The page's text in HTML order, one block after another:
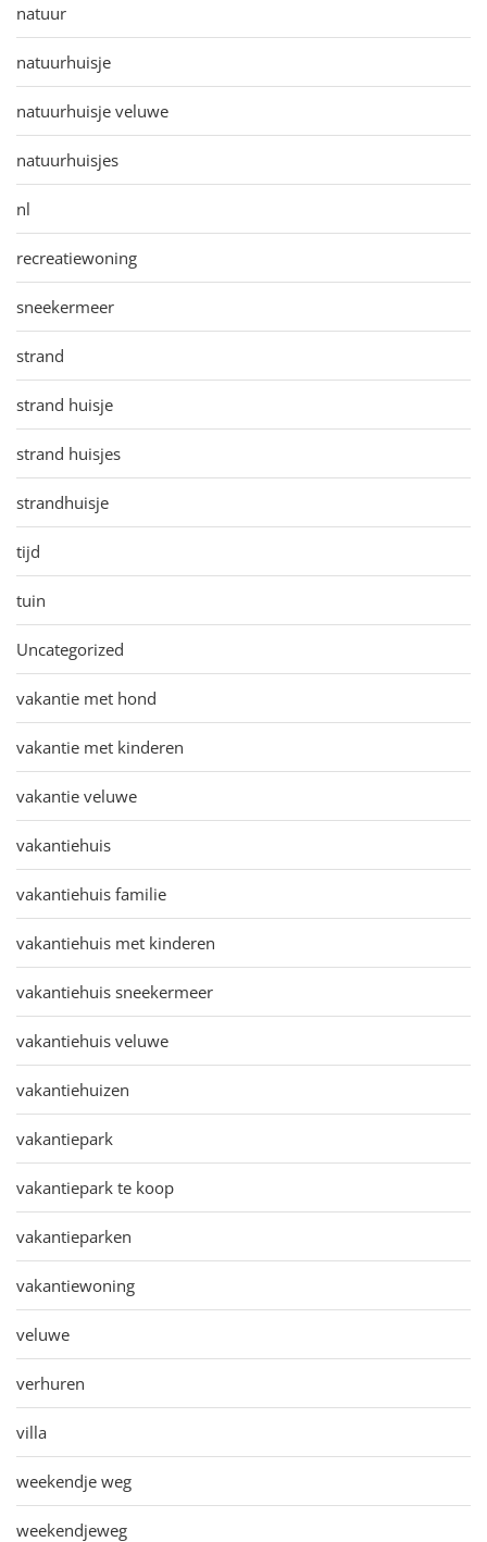
natuur
natuurhuisje
natuurhuisje veluwe
natuurhuisjes
nl
recreatiewoning
sneekermeer
strand
strand huisje
strand huisjes
strandhuisje
tijd
tuin
Uncategorized
vakantie met hond
vakantie met kinderen
vakantie veluwe
vakantiehuis
vakantiehuis familie
vakantiehuis met kinderen
vakantiehuis sneekermeer
vakantiehuis veluwe
vakantiehuizen
vakantiepark
vakantiepark te koop
vakantieparken
vakantiewoning
veluwe
verhuren
villa
weekendje weg
weekendjeweg